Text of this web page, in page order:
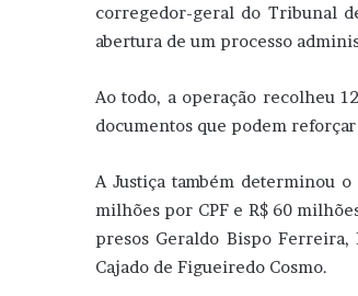
corregedor-geral do Tribunal
abertura de um processo
Ao todo, a operação recolheu
documentos que podem reforçar
A Justiça também determinou
milhões por CPF e R$ 60
presos Geraldo Bispo
Cajado de Figueiredo Cosmo.